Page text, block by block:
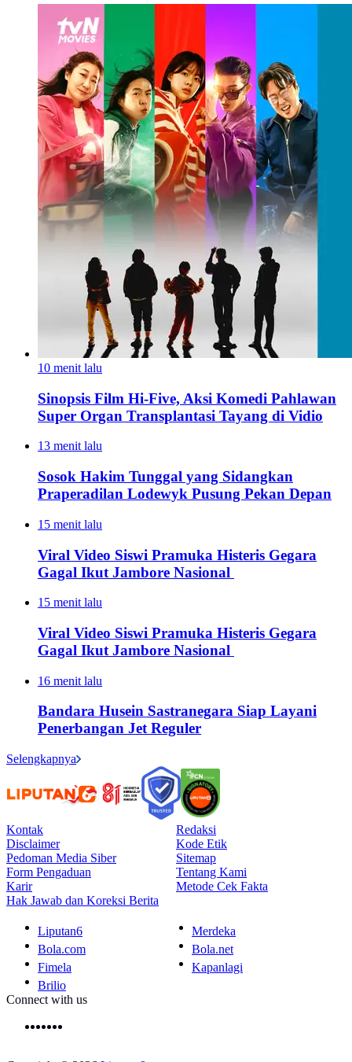
10 menit lalu
Sinopsis Film Hi-Five, Aksi Komedi Pahlawan
Super Organ Transplantasi Tayang di Vidio
13 menit lalu
Sosok Hakim Tunggal yang Sidangkan
Praperadilan Lodewyk Pusung Pekan Depan
15 menit lalu
Viral Video Siswi Pramuka Histeris Gegara
Gagal Ikut Jambore Nasional
15 menit lalu
Viral Video Siswi Pramuka Histeris Gegara
Gagal Ikut Jambore Nasional
16 menit lalu
Bandara Husein Sastranegara Siap Layani
Penerbangan Jet Reguler
Selengkapnya
Kontak
Redaksi
Disclaimer
Kode Etik
Pedoman Media Siber
Sitemap
Form Pengaduan
Tentang Kami
Karir
Metode Cek Fakta
Hak Jawab dan Koreksi Berita
Liputan6
Merdeka
Bola.com
Bola.net
Fimela
Kapanlagi
Brilio
Connect with us